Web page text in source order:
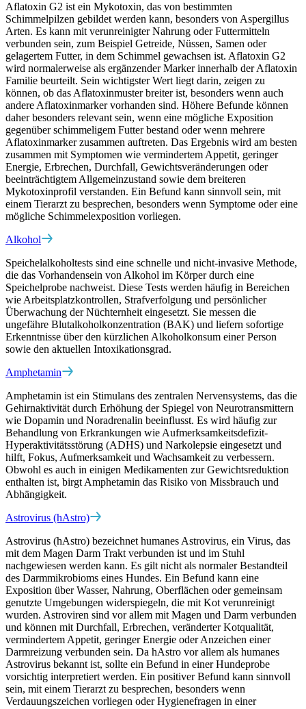
Aflatoxin G2 ist ein Mykotoxin, das von bestimmten
Schimmelpilzen gebildet werden kann, besonders von Aspergillus
Arten. Es kann mit verunreinigter Nahrung oder Futtermitteln
verbunden sein, zum Beispiel Getreide, Nüssen, Samen oder
gelagertem Futter, in dem Schimmel gewachsen ist. Aflatoxin G2
wird normalerweise als ergänzender Marker innerhalb der Aflatoxin
Familie beurteilt. Sein wichtigster Wert liegt darin, zeigen zu
können, ob das Aflatoxinmuster breiter ist, besonders wenn auch
andere Aflatoxinmarker vorhanden sind. Höhere Befunde können
daher besonders relevant sein, wenn eine mögliche Exposition
gegenüber schimmeligem Futter bestand oder wenn mehrere
Aflatoxinmarker zusammen auftreten. Das Ergebnis wird am besten
zusammen mit Symptomen wie vermindertem Appetit, geringer
Energie, Erbrechen, Durchfall, Gewichtsveränderungen oder
beeinträchtigtem Allgemeinzustand sowie dem breiteren
Mykotoxinprofil verstanden. Ein Befund kann sinnvoll sein, mit
einem Tierarzt zu besprechen, besonders wenn Symptome oder eine
mögliche Schimmelexposition vorliegen.
Alkohol
Speichelalkoholtests sind eine schnelle und nicht-invasive Methode,
die das Vorhandensein von Alkohol im Körper durch eine
Speichelprobe nachweist. Diese Tests werden häufig in Bereichen
wie Arbeitsplatzkontrollen, Strafverfolgung und persönlicher
Überwachung der Nüchternheit eingesetzt. Sie messen die
ungefähre Blutalkoholkonzentration (BAK) und liefern sofortige
Erkenntnisse über den kürzlichen Alkoholkonsum einer Person
sowie den aktuellen Intoxikationsgrad.
Amphetamin
Amphetamin ist ein Stimulans des zentralen Nervensystems, das die
Gehirnaktivität durch Erhöhung der Spiegel von Neurotransmittern
wie Dopamin und Noradrenalin beeinflusst. Es wird häufig zur
Behandlung von Erkrankungen wie Aufmerksamkeitsdefizit-
Hyperaktivitätsstörung (ADHS) und Narkolepsie eingesetzt und
hilft, Fokus, Aufmerksamkeit und Wachsamkeit zu verbessern.
Obwohl es auch in einigen Medikamenten zur Gewichtsreduktion
enthalten ist, birgt Amphetamin das Risiko von Missbrauch und
Abhängigkeit.
Astrovirus (hAstro)
Astrovirus (hAstro) bezeichnet humanes Astrovirus, ein Virus, das
mit dem Magen Darm Trakt verbunden ist und im Stuhl
nachgewiesen werden kann. Es gilt nicht als normaler Bestandteil
des Darmmikrobioms eines Hundes. Ein Befund kann eine
Exposition über Wasser, Nahrung, Oberflächen oder gemeinsam
genutzte Umgebungen widerspiegeln, die mit Kot verunreinigt
wurden. Astroviren sind vor allem mit Magen und Darm verbunden
und können mit Durchfall, Erbrechen, veränderter Kotqualität,
vermindertem Appetit, geringer Energie oder Anzeichen einer
Darmreizung verbunden sein. Da hAstro vor allem als humanes
Astrovirus bekannt ist, sollte ein Befund in einer Hundeprobe
vorsichtig interpretiert werden. Ein positiver Befund kann sinnvoll
sein, mit einem Tierarzt zu besprechen, besonders wenn
Verdauungszeichen vorliegen oder Hygienefragen in einer